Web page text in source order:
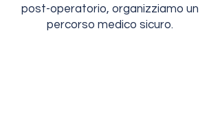
post-operatorio, organizziamo un
percorso medico sicuro.